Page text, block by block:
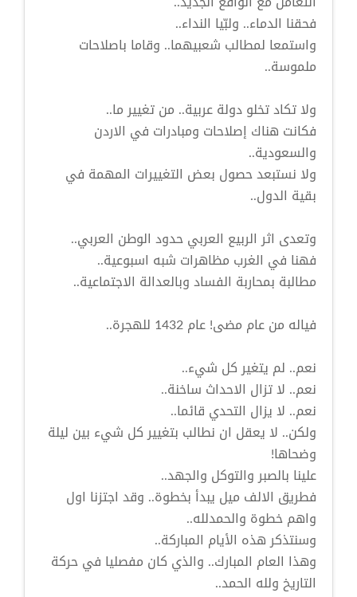
فحقنا الدماء.. ولبّيا النداء..
واستمعا لمطالب شعبيهما.. وقاما باصلاحات
ملموسة..
ولا تكاد تخلو دولة عربية.. من تغيير ما..
فكانت هناك إصلاحات ومبادرات في الاردن
والسعودية..
ولا نستبعد حصول بعض التغييرات المهمة في
بقية الدول..
وتعدى اثر الربيع العربي حدود الوطن العربي..
فهنا في الغرب مظاهرات شبه اسبوعية..
مطالبة بمحاربة الفساد وبالعدالة الاجتماعية..
فياله من عام مضى! عام 1432 للهجرة..
نعم.. لم يتغير كل شيء..
نعم.. لا تزال الاحداث ساخنة..
نعم.. لا يزال التحدي قائما..
ولكن.. لا يعقل ان نطالب بتغيير كل شيء بين ليلة
وضحاها!
علينا بالصبر والتوكل والجهد..
فطريق الالف ميل يبدأ بخطوة.. وقد اجتزنا اول
واهم خطوة والحمدلله..
وسنتذكر هذه الأيام المباركة..
وهذا العام المبارك.. والذي كان مفصليا في حركة
التاريخ ولله الحمد..